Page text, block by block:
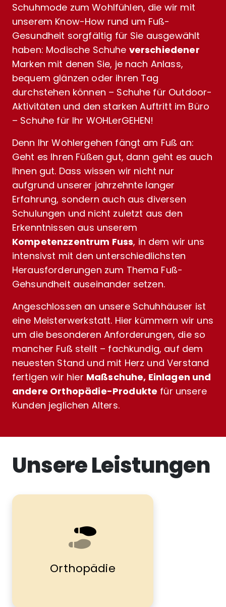
Schuhmode zum Wohlfühlen, die wir mit
unserem Know-How rund um Fuß-
Gesundheit sorgfältig für Sie ausgewählt
haben: Modische Schuhe verschiedener
Marken mit denen Sie, je nach Anlass,
bequem glänzen oder ihren Tag
durchstehen können – Schuhe für Outdoor-
Aktivitäten und den starken Auftritt im Büro
– Schuhe für Ihr WOHLerGEHEN!
Denn Ihr Wohlergehen fängt am Fuß an:
Geht es Ihren Füßen gut, dann geht es auch
Ihnen gut. Dass wissen wir nicht nur
aufgrund unserer jahrzehnte langer
Erfahrung, sondern auch aus diversen
Schulungen und nicht zuletzt aus den
Erkenntnissen aus unserem
Kompetenzzentrum Fuss, in dem wir uns
intensivst mit den unterschiedlichsten
Herausforderungen zum Thema Fuß-
Gehsundheit auseinander setzen.
Angeschlossen an unsere Schuhhäuser ist
eine Meisterwerkstatt. Hier kümmern wir uns
um die besonderen Anforderungen, die so
mancher Fuß stellt – fachkundig, auf dem
neuesten Stand und mit Herz und Verstand
fertigen wir hier Maßschuhe, Einlagen und
andere Orthopädie-Produkte für unsere
Kunden jeglichen Alters.
Unsere Leistungen
Orthopädie